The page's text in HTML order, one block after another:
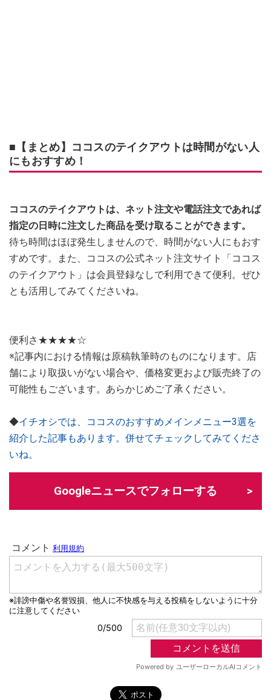
■【まとめ】ココスのテイクアウトは時間がない人
にもおすすめ！
ココスのテイクアウトは、ネット注文や電話注文であれば
指定の日時に注文した商品を受け取ることができます。
待ち時間はほぼ発生しませんので、時間がない人にもおす
すめです。また、ココスの公式ネット注文サイト「ココス
のテイクアウト」は会員登録なしで利用できて便利。ぜひ
とも活用してみてくださいね。
便利さ★★★★☆
※記事内における情報は原稿執筆時のものになります。店
舗により取扱いがない場合や、価格変更および販売終了の
可能性もございます。あらかじめご了承ください。
◆イチオシでは、ココスのおすすめメインメニュー3選を
紹介した記事もあります。併せてチェックしてみてくださ
いね。
Googleニュースでフォローする